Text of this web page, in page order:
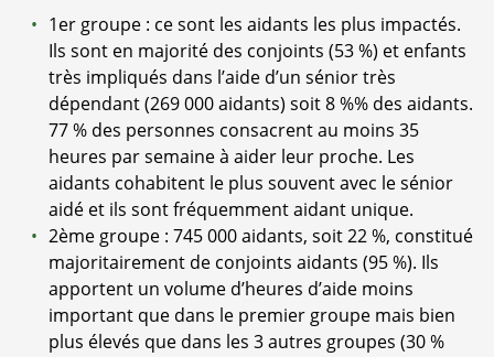
1er groupe : ce sont les aidants les plus impactés.
Ils sont en majorité des conjoints (53 %) et enfants
très impliqués dans l’aide d’un sénior très
dépendant (269 000 aidants) soit 8 %% des aidants.
77 % des personnes consacrent au moins 35
heures par semaine à aider leur proche. Les
aidants cohabitent le plus souvent avec le sénior
aidé et ils sont fréquemment aidant unique.
2ème groupe : 745 000 aidants, soit 22 %, constitué
majoritairement de conjoints aidants (95 %). Ils
apportent un volume d’heures d’aide moins
important que dans le premier groupe mais bien
plus élevés que dans les 3 autres groupes (30 %